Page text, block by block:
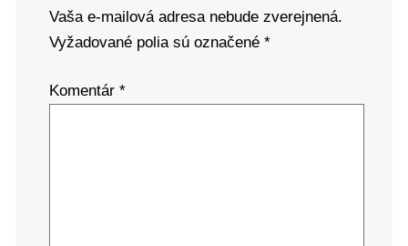
Vaša e-mailová adresa nebude zverejnená.
Vyžadované polia sú označené *
Komentár *